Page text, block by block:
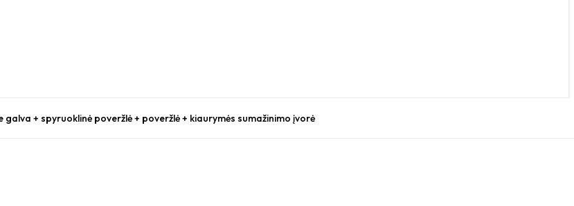
galva + spyruoklinė poveržlė + poveržlė + kiaurymės sumažinimo įvorė